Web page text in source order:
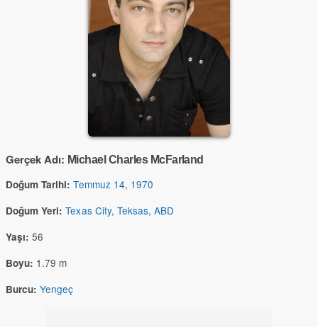
Gerçek Adı: Michael Charles McFarland
Doğum Tarihi: Temmuz 14, 1970
Doğum Yeri: Texas City, Teksas, ABD
Yaşı: 56
Boyu: 1.79 m
Burcu: Yengeç